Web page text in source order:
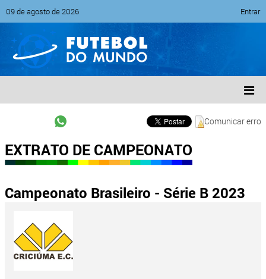
09 de agosto de 2026 Entrar
Comunicar erro
EXTRATO DE CAMPEONATO
Campeonato Brasileiro - Série B 2023